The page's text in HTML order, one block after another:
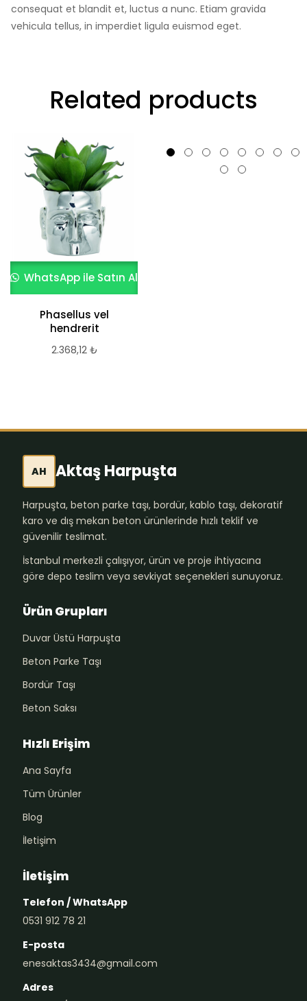
consequat et blandit et, luctus a nunc. Etiam gravida
vehicula tellus, in imperdiet ligula euismod eget.
Related products
WhatsApp ile Satın Al
Phasellus vel
hendrerit
2.368,12 ₺
AH Aktaş Harpuşta
Harpuşta, beton parke taşı, bordür, kablo taşı, dekoratif
karo ve dış mekan beton ürünlerinde hızlı teklif ve
güvenilir teslimat.
İstanbul merkezli çalışıyor, ürün ve proje ihtiyacına
göre depo teslim veya sevkiyat seçenekleri sunuyoruz.
Ürün Grupları
Duvar Üstü Harpuşta
Beton Parke Taşı
Bordür Taşı
Beton Saksı
Hızlı Erişim
Ana Sayfa
Tüm Ürünler
Blog
İletişim
İletişim
Telefon / WhatsApp
0531 912 78 21
E-posta
enesaktas3434@gmail.com
Adres